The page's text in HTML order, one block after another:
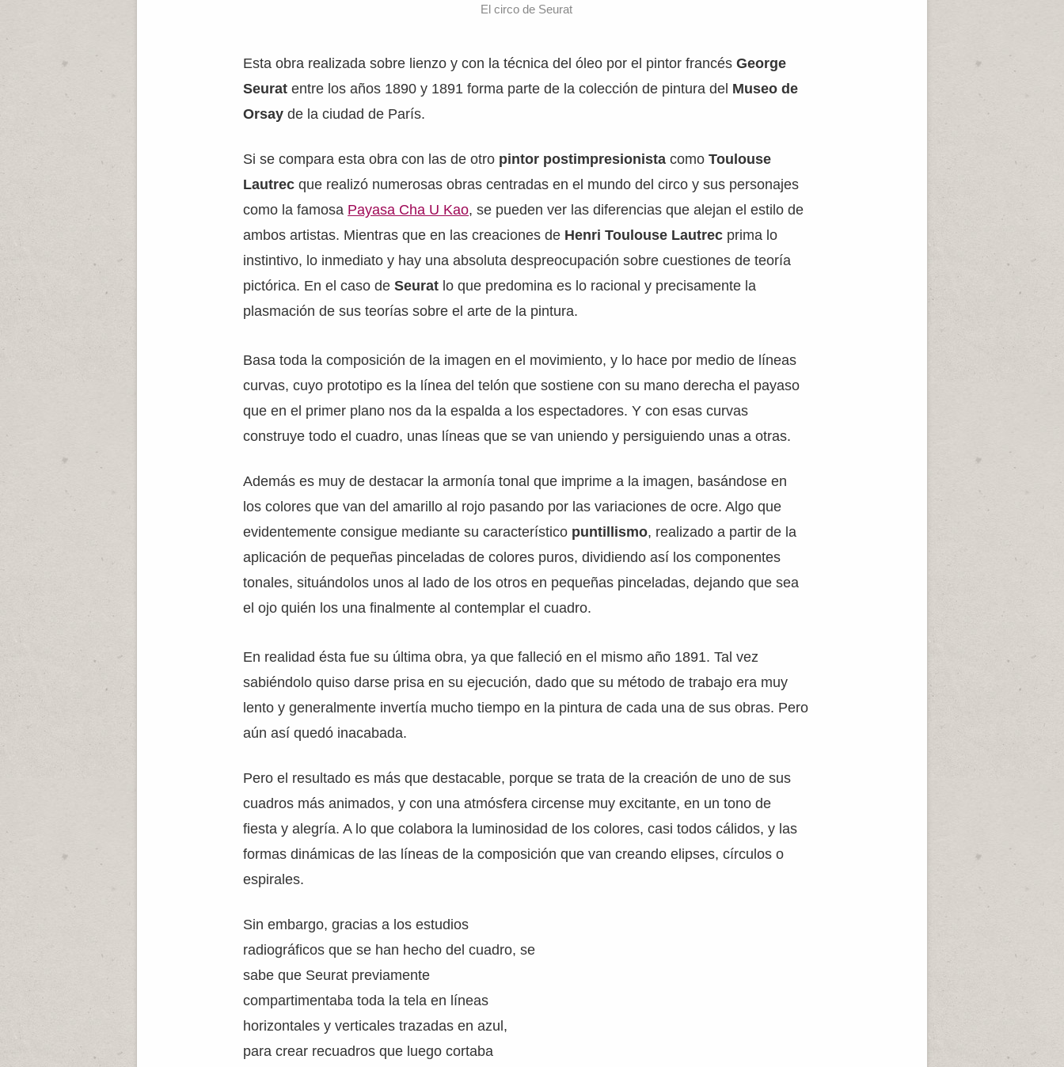
El circo de Seurat
Esta obra realizada sobre lienzo y con la técnica del óleo por el pintor francésGeorge
Seurat entre los años 1890 y 1891 forma parte de la colección de pintura del Museo de
Orsayde la ciudad de París.
Si se compara esta obra con las de otro pintor postimpresionista comoToulouse
Lautrec que realizó numerosas obras centradas en el mundo del circo y sus personajes
como la famosa Payasa Cha U Kao, se pueden ver las diferencias que alejan el estilo de
ambos artistas. Mientras que en las creaciones de Henri Toulouse Lautrec prima lo
instintivo, lo inmediato y hay una absoluta despreocupación sobre cuestiones de teoría
pictórica. En el caso deSeurat lo que predomina es lo racional y precisamente la
plasmación de sus teorías sobre el arte de la pintura.
Basa toda la composición de la imagen en el movimiento, y lo hace por medio de líneas
curvas, cuyo prototipo es la línea del telón que sostiene con su mano derecha el payaso
que en el primer plano nos da la espalda a los espectadores. Y con esas curvas
construye todo el cuadro, unas líneas que se van uniendo y persiguiendo unas a otras.
Además es muy de destacar la armonía tonal que imprime a la imagen, basándose en
los colores que van del amarillo al rojo pasando por las variaciones de ocre. Algo que
evidentemente consigue mediante su característico puntillismo, realizado a partir de la
aplicación de pequeñas pinceladas de colores puros, dividiendo así los componentes
tonales, situándolos unos al lado de los otros en pequeñas pinceladas, dejando que sea
el ojo quién los una finalmente al contemplar el cuadro.
En realidad ésta fue su última obra, ya que falleció en el mismo año 1891. Tal vez
sabiéndolo quiso darse prisa en su ejecución, dado que su método de trabajo era muy
lento y generalmente invertía mucho tiempo en la pintura de cada una de sus obras. Pero
aún así quedó inacabada.
Pero el resultado es más que destacable, porque se trata de la creación de uno de sus
cuadros más animados, y con una atmósfera circense muy excitante, en un tono de
fiesta y alegría. A lo que colabora la luminosidad de los colores, casi todos cálidos, y las
formas dinámicas de las líneas de la composición que van creando elipses, círculos o
espirales.
Sin embargo, gracias a los estudios
radiográficos que se han hecho del cuadro, se
sabe que Seurat previamente
compartimentaba toda la tela en líneas
horizontales y verticales trazadas en azul,
para crear recuadros que luego cortaba